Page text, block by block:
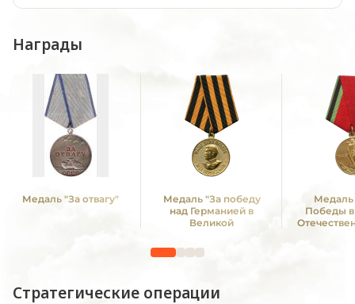
Награды
Медаль "За отвагу"
Медаль "За победу
над Германией в
Великой
1941 -1945 гг."
Медаль
Победы
Стратегические операции